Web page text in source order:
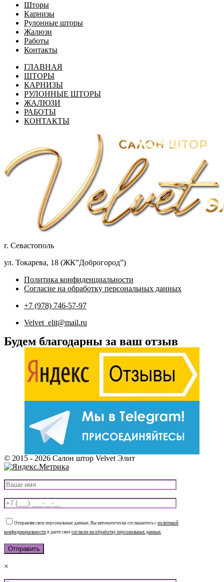
Шторы
Карнизы
Рулонные шторы
Жалюзи
Работы
Контакты
ГЛАВНАЯ
ШТОРЫ
КАРНИЗЫ
РУЛОННЫЕ ШТОРЫ
ЖАЛЮЗИ
РАБОТЫ
КОНТАКТЫ
г. Севастополь
ул. Токарева, 18 (ЖК”Доброгород”)
Политика конфиденциальности
Согласие на обработку персональных данных
+7 (978) 746-57-97
Velvet_elit@mail.ru
Будем благодарны за ваш отзыв
© 2015 - 2026 Салон штор Velvet Элит
Отправляя свои персональные данные, Вы автоматически соглашаетесь с политикой
конфиденциальности и даете свое согласие на обработку персональных данных.
×